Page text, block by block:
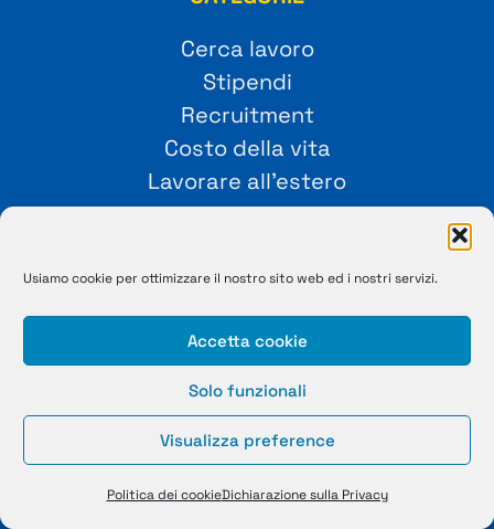
Usiamo cookie per ottimizzare il nostro sito web ed i nostri servizi.
Accetta cookie
Solo funzionali
Visualizza preference
Politica dei cookieDichiarazione sulla Privacy
Cerca lavoro
Stipendi
Recruitment
Costo della vita
Lavorare all’estero
Employer Branding
SEGUICI!